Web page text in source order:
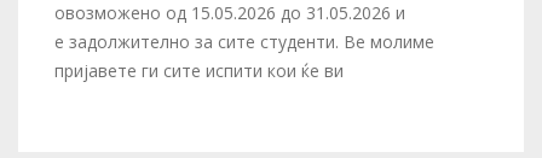
овозможено од 15.05.2026 до 31.05.2026 и
е задолжително за сите студенти. Ве молиме
пријавете ги сите испити кои ќе ви